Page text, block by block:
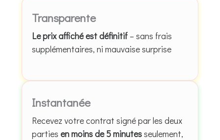
Transparente
Le prix affiché est définitif – sans frais
supplémentaires, ni mauvaise surprise
Instantanée
Recevez votre contrat signé par les deux
parties en moins de 5 minutesseulement,